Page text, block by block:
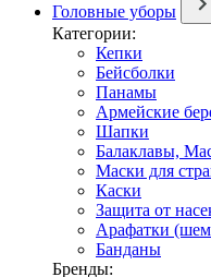
Головные уборы
Категории:
Кепки
Бейсболки
Панамы
Армейские
Шапки
Балаклавы,
Маски для
Каски
Защита от
Арафатки
Банданы
Бренды: